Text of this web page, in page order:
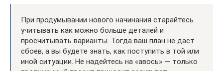
При продумывании нового начинания старайтесь
учитывать как можно больше деталей и
просчитывать варианты. Тогда ваш план не даст
сбоев, а вы будете знать, как поступить в той или
иной ситуации. Не надейтесь на «авось» — только